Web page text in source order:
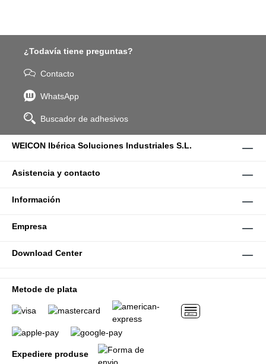
¿Todavía tiene preguntas?
Contacto
WhatsApp
Buscador de adhesivos
WEICON Ibérica Soluciones Industriales S.L.
Asistencia y contacto
Información
Empresa
Download Center
Metode de plata
Expediere produse